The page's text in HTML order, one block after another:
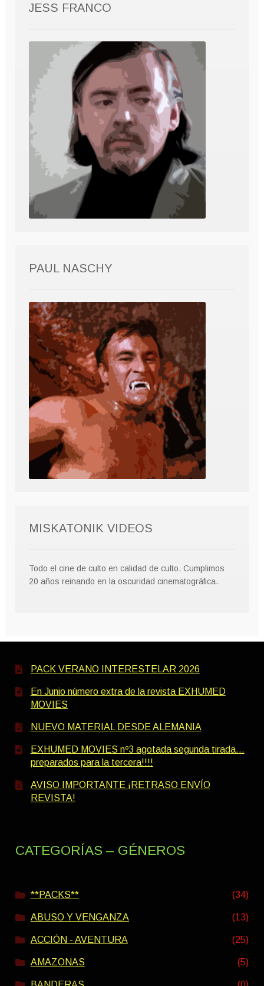
JESS FRANCO
PAUL NASCHY
MISKATONIK VIDEOS
Todo el cine de culto en calidad de culto. Cumplimos
20 años reinando en la oscuridad cinematográfica.
PACK VERANO INTERESTELAR 2026
En Junio número extra de la revista EXHUMED
MOVIES
NUEVO MATERIAL DESDE ALEMANIA
EXHUMED MOVIES nº3 agotada segunda tirada…
preparados para la tercera!!!!
AVISO IMPORTANTE ¡RETRASO ENVÍO
REVISTA!
CATEGORÍAS – GÉNEROS
**PACKS** (34)
ABUSO Y VENGANZA (13)
ACCIÓN - AVENTURA (25)
AMAZONAS (5)